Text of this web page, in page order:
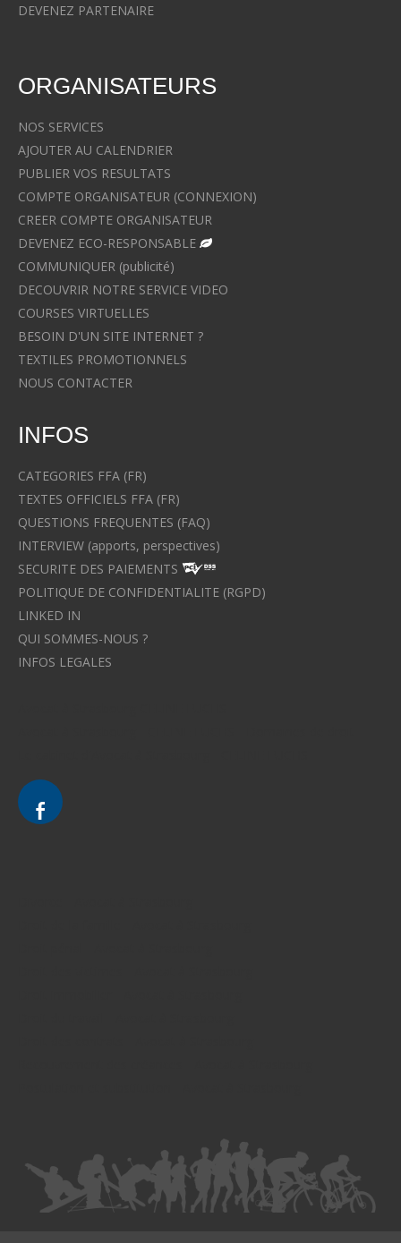
DEVENEZ PARTENAIRE
ORGANISATEURS
NOS SERVICES
AJOUTER AU CALENDRIER
PUBLIER VOS RESULTATS
COMPTE ORGANISATEUR (CONNEXION)
CREER COMPTE ORGANISATEUR
DEVENEZ ECO-RESPONSABLE
COMMUNIQUER (publicité)
DECOUVRIR NOTRE SERVICE VIDEO
COURSES VIRTUELLES
BESOIN D'UN SITE INTERNET ?
TEXTILES PROMOTIONNELS
NOUS CONTACTER
INFOS
CATEGORIES FFA (FR)
TEXTES OFFICIELS FFA (FR)
QUESTIONS FREQUENTES (FAQ)
INTERVIEW (apports, perspectives)
SECURITE DES PAIEMENTS
POLITIQUE DE CONFIDENTIALITE (RGPD)
LINKED IN
QUI SOMMES-NOUS ?
INFOS LEGALES